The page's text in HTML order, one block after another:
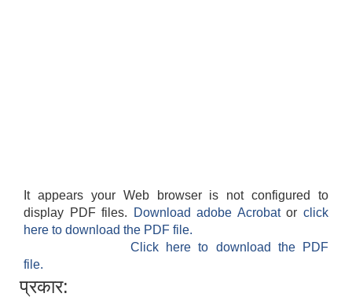
It appears your Web browser is not configured to
display PDF files.
Download adobe Acrobatorclick
here to download the PDF file.
Click here to download the PDF
file.
प्रकार: